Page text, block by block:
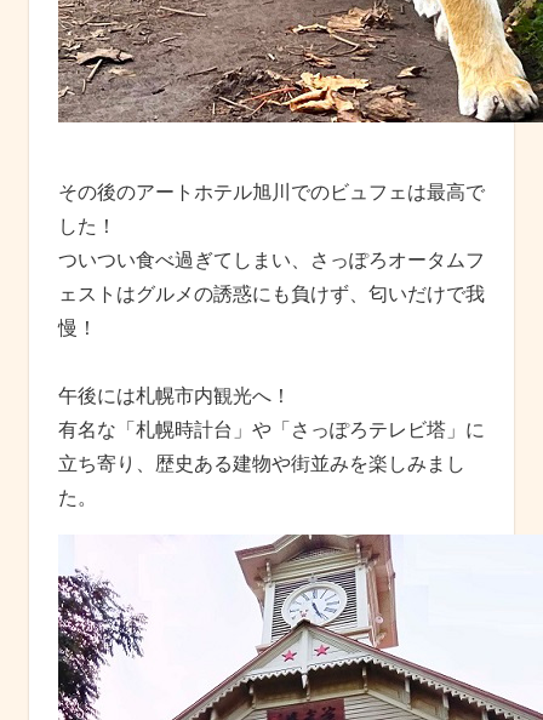
その後のアートホテル旭川でのビュフェは最高で
した！
ついつい食べ過ぎてしまい、さっぽろオータムフ
ェストはグルメの誘惑にも負けず、匂いだけで我
慢！
午後には札幌市内観光へ！
有名な「札幌時計台」や「さっぽろテレビ塔」に
立ち寄り、歴史ある建物や街並みを楽しみまし
た。